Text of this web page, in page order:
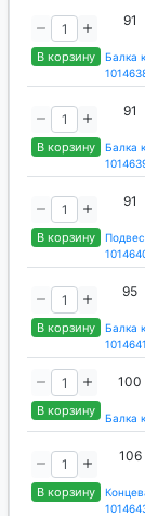
В корзину
91
Балка
В корзину
91
Балка
В корзину
91
В корзину
95
Балка
1014641
В корзину
100
Балка
В корзину
106